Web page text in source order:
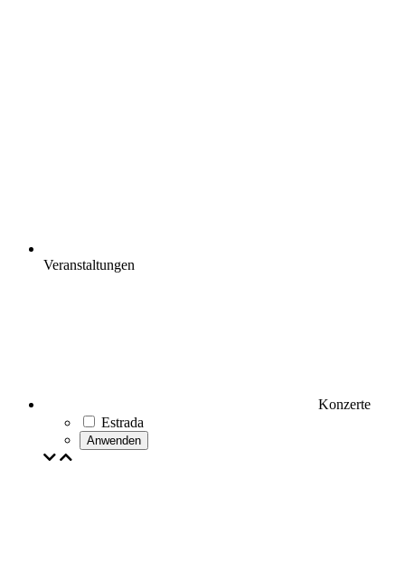
Veranstaltungen
Konzerte
Estrada
Anwenden